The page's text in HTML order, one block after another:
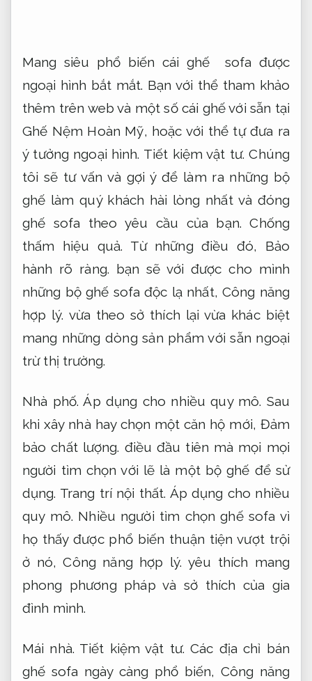
Mang siêu phổ biến cái ghế sofa được
ngoại hình bắt mắt. Bạn với thể tham khảo
thêm trên web và một số cái ghế với sẵn tại
Ghế Nệm Hoàn Mỹ, hoặc với thể tự đưa ra
ý tưởng ngoại hình. Tiết kiệm vật tư. Chúng
tôi sẽ tư vấn và gợi ý để làm ra những bộ
ghế làm quý khách hài lòng nhất và đóng
ghế sofa theo yêu cầu của bạn.Chống
thấm hiệu quả. Từ những điều đó, Bảo
hành rõ ràng. bạn sẽ với được cho mình
những bộ ghế sofa độc lạ nhất, Công năng
hợp lý. vừa theo sở thích lại vừa khác biệt
mang những dòng sản phẩm với sẵn ngoại
trừ thị trường.
Nhà phố. Áp dụng cho nhiều quy mô. Sau
khi xây nhà hay chọn một căn hộ mới, Đảm
bảo chất lượng. điều đầu tiên mà mọi mọi
người tìm chọn với lẽ là một bộ ghế để sử
dụng. Trang trí nội thất. Áp dụng cho nhiều
quy mô. Nhiều người tìm chọn ghế sofa vì
họ thấy được phổ biến thuận tiện vượt trội
ở nó,Công năng hợp lý. yêu thích mang
phong phương pháp và sở thích của gia
đình mình.
Mái nhà. Tiết kiệm vật tư. Các địa chỉ bán
ghế sofa ngày càng phổ biến, Công năng